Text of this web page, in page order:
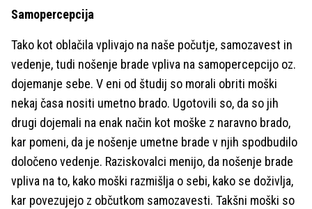
Samopercepcija
Tako kot oblačila vplivajo na naše počutje, samozavest in
vedenje, tudi nošenje brade vpliva na samopercepcijo oz.
dojemanje sebe. V eni od študij so morali obriti moški
nekaj časa nositi umetno brado. Ugotovili so, da so jih
drugi dojemali na enak način kot moške z naravno brado,
kar pomeni, da je nošenje umetne brade v njih spodbudilo
določeno vedenje. Raziskovalci menijo, da nošenje brade
vpliva na to, kako moški razmišlja o sebi, kako se doživlja,
kar povezujejo z občutkom samozavesti. Takšni moški so